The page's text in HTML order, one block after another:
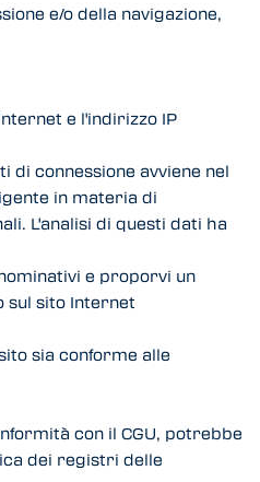
e/o della navigazione,
e l'indirizzo IP
connessione avviene nel
in materia di
L'analisi di questi dati ha
e proporvi un
sul sito Internet
sia conforme alle
con il CGU, potrebbe
dei registri delle